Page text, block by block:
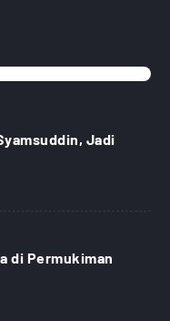
Jadi
di Permukiman